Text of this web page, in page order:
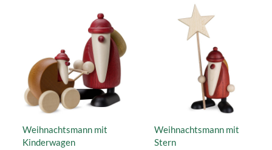
Weihnachtsmann mit
Kinderwagen
Weihnachtsmann mit
Stern